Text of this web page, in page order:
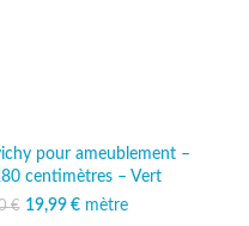
pour ameublement –
centimètres – Vert
€
Le prix initial était :
19,99 € Le prix actuel est :
mètre